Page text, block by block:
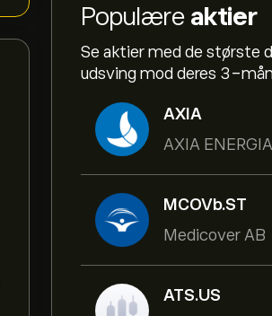
Populære aktier
Se aktier med de største
udsving mod deres 3-
AXIA
AXIA
MCOVb.ST
Medicover AB
ATS.US